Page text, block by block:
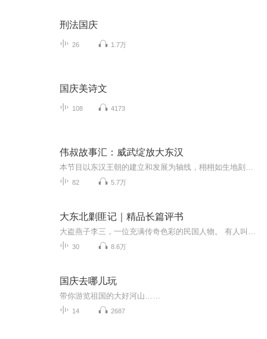
刑法国庆
26 1.7万
国庆美诗文
108 4173
伟叔故事汇：威武绽放大东汉
82 5.7万
大东北剿匪记｜精品长篇评书
30 8.6万
国庆去哪儿玩
带你游览祖国的大好河山……
14 2687